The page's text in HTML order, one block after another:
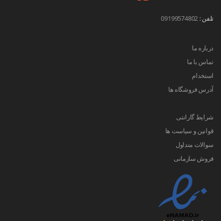
تلفن : 09199574802
درباره ما
تماس با ما
استخدام
آدرس فروشگاه ها
شرایط گارانتی
قوانین و سیاست ها
سوالات متداول
فروش سازمانی